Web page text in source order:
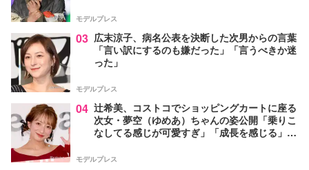
モデルプレス
03 広末涼子、病名公表を決断した次男からの言葉
「言い訳にするのも嫌だった」「言うべきか迷
った」
モデルプレス
04 辻希美、コストコでショッピングカートに座る
次女・夢空（ゆめあ）ちゃんの姿公開「乗りこ
なしてる感じが可愛すぎ」「成長を感じる」の
モデルプレス